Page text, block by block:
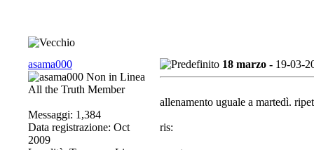
asama000
All the Truth Member
Messaggi: 1,384
Data registrazione: Oct
2009
18 marzo - 19-03-
allenamento uguale a martedì.
ris: